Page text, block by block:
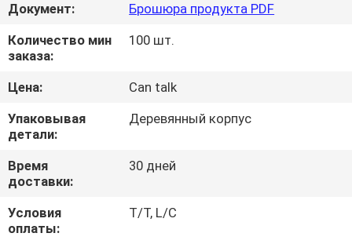
КОНТРОЛЬ
КАЧЕСТВА
С
НАМИ
НОВОСТИ
Документ:
Брошюра продукта PDF
Количество мин
заказа:
100 шт.
Цена:
Can talk
Упаковывая
детали:
Деревянный корпус
Время
доставки:
30 дней
Условия
оплаты:
T/T, L/C